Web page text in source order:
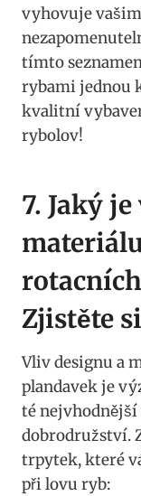
vyhovuje
tímto⁤
rybami jednou
kvalitní⁢
rybolov!
7. Jaký
Zjistěte
Vliv designu a
plandavek ​je
té‌ nejvhodnější
dobrodružství.
trpytek, které
při‍ lovu ryb: